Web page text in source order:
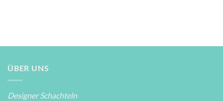
ÜBER UNS
Designer Schachteln